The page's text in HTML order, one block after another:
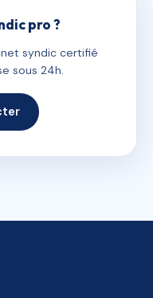
pro ?
syndic certifié
sous 24h.